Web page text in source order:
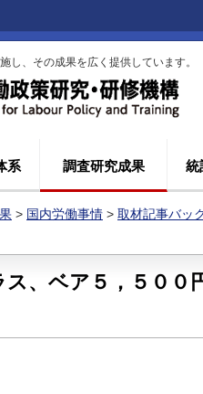
し、その成果を広く提供しています。
系 調査研究成果 統
> 国内労働事情 > 取材記事バッ
ス、ベア５，５００